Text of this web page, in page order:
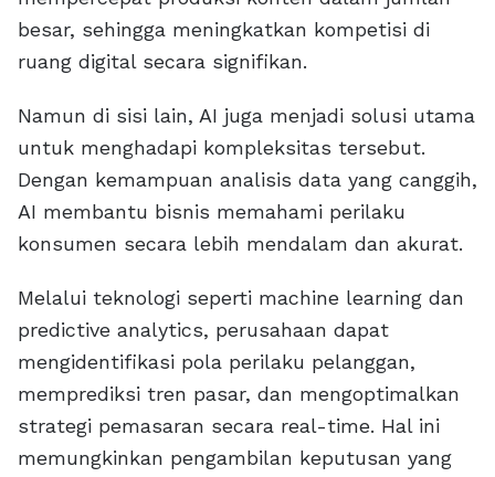
besar, sehingga meningkatkan kompetisi di
ruang digital secara signifikan.
Namun di sisi lain, AI juga menjadi solusi utama
untuk menghadapi kompleksitas tersebut.
Dengan kemampuan analisis data yang canggih,
AI membantu bisnis memahami perilaku
konsumen secara lebih mendalam dan akurat.
Melalui teknologi seperti machine learning dan
predictive analytics, perusahaan dapat
mengidentifikasi pola perilaku pelanggan,
memprediksi tren pasar, dan mengoptimalkan
strategi pemasaran secara real-time. Hal ini
memungkinkan pengambilan keputusan yang